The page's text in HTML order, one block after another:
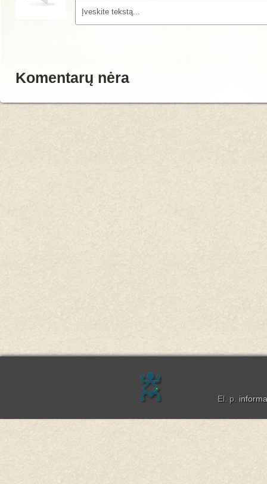
Komentarų nėra
El. p.